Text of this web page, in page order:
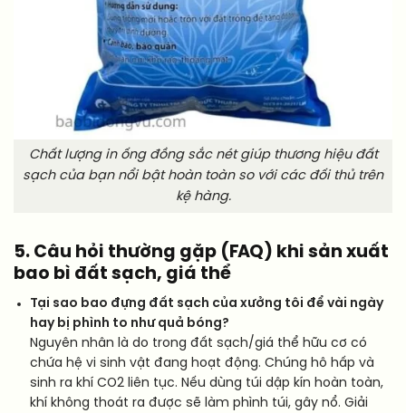
Chất lượng in ống đồng sắc nét giúp thương hiệu đất
sạch của bạn nổi bật hoàn toàn so với các đối thủ trên
kệ hàng.
5. Câu hỏi thường gặp (FAQ) khi sản xuất
bao bì đất sạch, giá thể
Tại sao bao đựng đất sạch của xưởng tôi để vài ngày
hay bị phình to như quả bóng?
Nguyên nhân là do trong đất sạch/giá thể hữu cơ có
chứa hệ vi sinh vật đang hoạt động. Chúng hô hấp và
sinh ra khí CO2 liên tục. Nếu dùng túi dập kín hoàn toàn,
khí không thoát ra được sẽ làm phình túi, gây nổ. Giải